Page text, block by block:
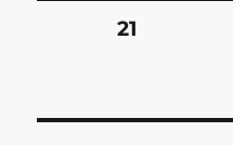
Bejegyzések
OLDAL21